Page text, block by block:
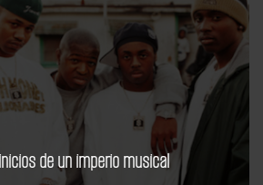
de un imperio musical